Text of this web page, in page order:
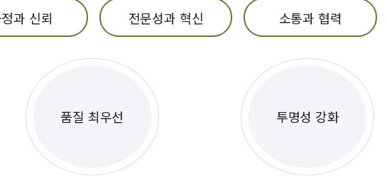
과 신뢰 전문성과 혁신 소통과 협력
품질 최우선 투명성 강화